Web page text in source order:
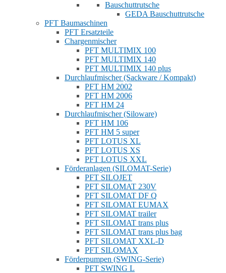
Bauschuttrutsche
GEDA Bauschuttrutsche
PFT Baumaschinen
PFT Ersatzteile
Chargenmischer
PFT MULTIMIX 100
PFT MULTIMIX 140
PFT MULTIMIX 140 plus
Durchlaufmischer (Sackware / Kompakt)
PFT HM 2002
PFT HM 2006
PFT HM 24
Durchlaufmischer (Siloware)
PFT HM 106
PFT HM 5 super
PFT LOTUS XL
PFT LOTUS XS
PFT LOTUS XXL
Förderanlagen (SILOMAT-Serie)
PFT SILOJET
PFT SILOMAT 230V
PFT SILOMAT DF Q
PFT SILOMAT EUMAX
PFT SILOMAT trailer
PFT SILOMAT trans plus
PFT SILOMAT trans plus bag
PFT SILOMAT XXL-D
PFT SILOMAX
Förderpumpen (SWING-Serie)
PFT SWING L